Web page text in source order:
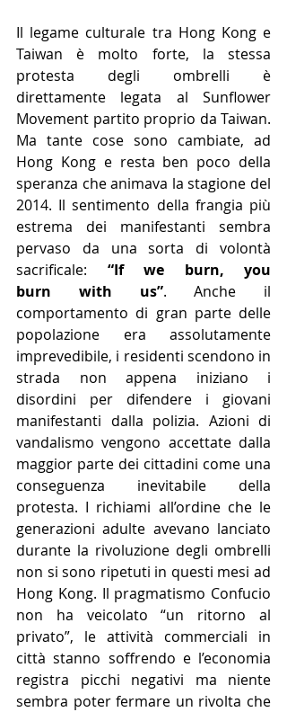
Il legame culturale tra Hong Kong e
Taiwan è molto forte, la stessa
protesta degli ombrelli è
direttamente legata al Sunflower
Movement partito proprio da Taiwan.
Ma tante cose sono cambiate, ad
Hong Kong e resta ben poco della
speranza che animava la stagione del
2014. Il sentimento della frangia più
estrema dei manifestanti sembra
pervaso da una sorta di volontà
sacrificale: “If we burn, you
burn with us”. Anche il
comportamento di gran parte delle
popolazione era assolutamente
imprevedibile, i residenti scendono in
strada non appena iniziano i
disordini per difendere i giovani
manifestanti dalla polizia. Azioni di
vandalismo vengono accettate dalla
maggior parte dei cittadini come una
conseguenza inevitabile della
protesta. I richiami all’ordine che le
generazioni adulte avevano lanciato
durante la rivoluzione degli ombrelli
non si sono ripetuti in questi mesi ad
Hong Kong. Il pragmatismo Confucio
non ha veicolato “un ritorno al
privato”, le attività commerciali in
città stanno soffrendo e l’economia
registra picchi negativi ma niente
sembra poter fermare un rivolta che